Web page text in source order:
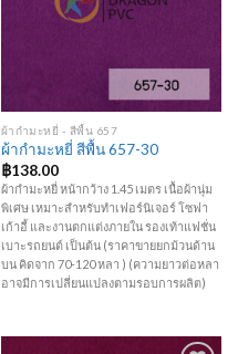
ผ้ากำมะหยี่ - สีพื้น 657
ผ้ากำมะหยี่ สีพื้น 657-30
฿138.00
ผ้ากำมะหยี่ หน้ากว้าง 1.45 เมตร เนื้อผ้านุ่ม
พิเศษ เหมาะสำหรับทำเฟอร์นิเจอร์ โซฟา
เก้าอี้ และงานตกแต่งภายใน รองเท้าแฟชั่น
เบาะรถยนต์ เป็นต้น (ราคาขายยกม้วนด้าน
บน คิดจาก 70-120 หลา ) (ความยาวต่อหลา
อาจมีการเปลี่ยนแปลงตามรอบการผลิต)